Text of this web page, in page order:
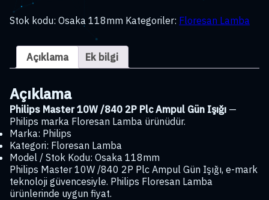
10W
/840
Plc
Ampul
Gün
adet
Stok kodu: Osaka 118mm Kategoriler: Floresan Lamba
Açıklama Ek bilgi
Açıklama
Philips Master 10W /840 2P Plc Ampul Gün Işığı —
Philips marka Floresan Lamba ürünüdür.
Marka: Philips
Kategori: Floresan Lamba
Model / Stok Kodu: Osaka 118mm
Philips Master 10W /840 2P Plc Ampul Gün Işığı, e-mark
teknoloji güvencesiyle. Philips Floresan Lamba
ürünlerinde uygun fiyat.